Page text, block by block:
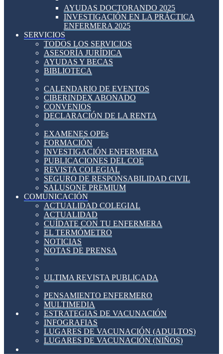
AYUDAS DOCTORANDO 2025
INVESTIGACIÓN EN LA PRÁCTICA
ENFERMERA 2025
SERVICIOS
TODOS LOS SERVICIOS
ASESORÍA JURÍDICA
AYUDAS Y BECAS
BIBLIOTECA
CALENDARIO DE EVENTOS
CIBERINDEX ABONADO
CONVENIOS
DECLARACIÓN DE LA RENTA
EXAMENES OPEs
FORMACIÓN
INVESTIGACIÓN ENFERMERA
PUBLICACIONES DEL COE
REVISTA COLEGIAL
SEGURO DE RESPONSABILIDAD CIVIL
SALUSONE PREMIUM
COMUNICACIÓN
ACTUALIDAD COLEGIAL
ACTUALIDAD
CUÍDATE CON TU ENFERMERA
EL TERMÓMETRO
NOTICIAS
NOTAS DE PRENSA
ULTIMA REVISTA PUBLICADA
PENSAMIENTO ENFERMERO
MULTIMEDIA
ESTRATEGIAS DE VACUNACIÓN
INFOGRAFIAS
LUGARES DE VACUNACIÓN (ADULTOS)
LUGARES DE VACUNACIÓN (NIÑOS)